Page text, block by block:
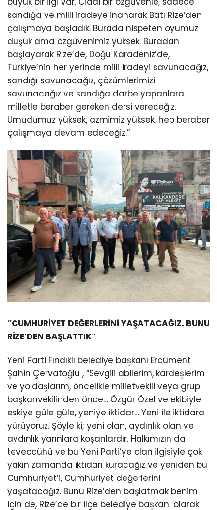
sandığa ve milli iradeye inanarak Batı Rize’den
çalışmaya başladık. Burada nispeten oyumuz
düşük ama özgüvenimiz yüksek. Buradan
başlayarak Rize’de, Doğu Karadeniz’de,
Türkiye’nin her yerinde milli iradeyi savunacağız,
sandığı savunacağız, çözümlerimizi
savunacağız ve sandığa darbe yapanlara
milletle beraber gereken dersi vereceğiz.
Umudumuz yüksek, azmimiz yüksek, hep beraber
çalışmaya devam edeceğiz.”
“CUMHURİYET DEĞERLERİNİ YAŞATACAĞIZ. BUNU
RİZE’DEN BAŞLATTIK”
Yeni Parti Fındıklı belediye başkanı Ercüment
Şahin Çervatoğlu , “Sevgili abilerim, kardeşlerim
ve yoldaşlarım, öncelikle milletvekili veya grup
başkanvekilinden önce… Özgür Özel ve ekibiyle
eskiye güle güle, yeniye iktidar… Yeni ile iktidara
yürüyoruz. Şöyle ki; yeni olan, aydınlık olan ve
aydınlık yarınlara koşanlardır. Halkımızın da
teveccühü ve bu Yeni Parti’ye olan ilgisiyle çok
yakın zamanda iktidarı kuracağız ve yeniden bu
Cumhuriyet’i, Cumhuriyet değerlerini
yaşatacağız. Bunu Rize’den başlatmak benim
için de, Rize’de bir ilçe belediye başkanı olarak